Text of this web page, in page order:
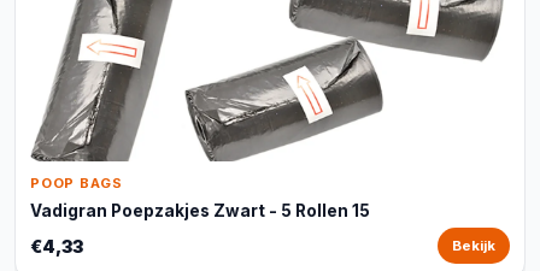
POOP BAGS
Vadigran Poepzakjes Zwart - 5 Rollen 15
€4,33 Bekijk